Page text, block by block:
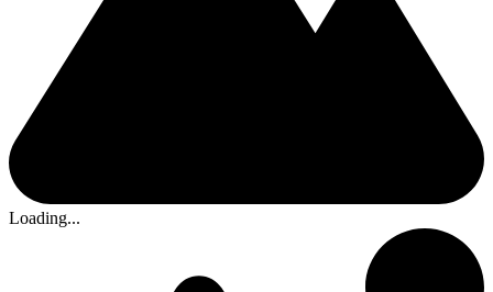
Loading...